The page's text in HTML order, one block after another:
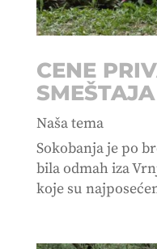
CENE
Naša tema
Sokobanja je po
bila odmah iza
koje su